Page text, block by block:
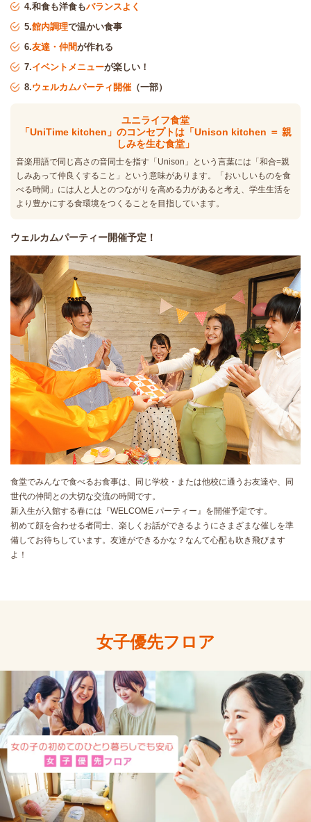
4.和食も洋食もバランスよく
5.館内調理で温かい食事
6.友達・仲間が作れる
7.イベントメニューが楽しい！
8.ウェルカムパーティ開催 （一部）
ユニライフ食堂
「UniTime kitchen」のコンセプトは「Unison kitchen ＝ 親
しみを生む食堂」
音楽用語で同じ高さの音同士を指す「Unison」という言葉には「和合=親
しみあって仲良くすること」という意味があります。「おいしいものを食
べる時間」には人と人とのつながりを高める力があると考え、学生生活を
より豊かにする食環境をつくることを目指しています。
ウェルカムパーティー開催予定！
食堂でみんなで食べるお食事は、同じ学校・または他校に通うお友達や、同
世代の仲間との大切な交流の時間です。
新入生が入館する春には『WELCOME パーティー』を開催予定です。
初めて顔を合わせる者同士、楽しくお話ができるようにさまざまな催しを準
備してお待ちしています。友達ができるかな？なんて心配も吹き飛びます
よ！
女子優先フロア